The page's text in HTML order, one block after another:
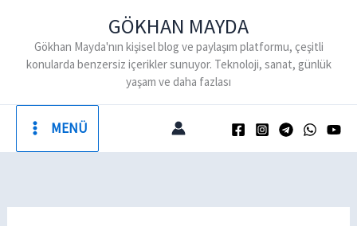
GÖKHAN MAYDA
Gökhan Mayda'nın kişisel blog ve paylaşım platformu, çeşitli
konularda benzersiz içerikler sunuyor. Teknoloji, sanat, günlük
yaşam ve daha fazlası
MENÜ